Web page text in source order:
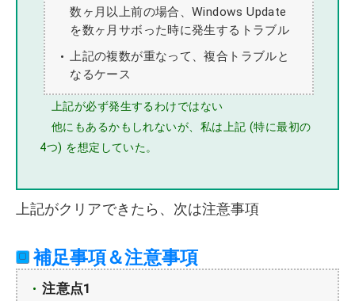
数ヶ月以上前の場合、Windows Update
を数ヶ月サボった時に発生するトラブル
上記の複数が重なって、複合トラブルと
なるケース
上記が必ず発生するわけではない
他にもあるかもしれないが、私は上記 (特に最初の
4つ) を想定していた。
上記がクリアできたら、次は注意事項
補足事項＆注意事項
注意点1